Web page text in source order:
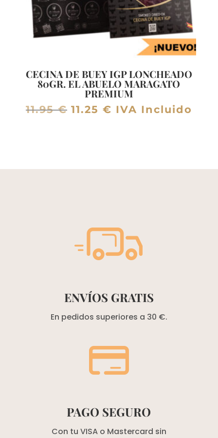
CECINA DE BUEY IGP LONCHEADO
80GR. EL ABUELO MARAGATO
PREMIUM
11.95€ El
11.25 € El
IVA Incluido
ENVÍOS GRATIS
En pedidos superiores a 30 €.
PAGO SEGURO
Con tu VISA o Mastercard sin